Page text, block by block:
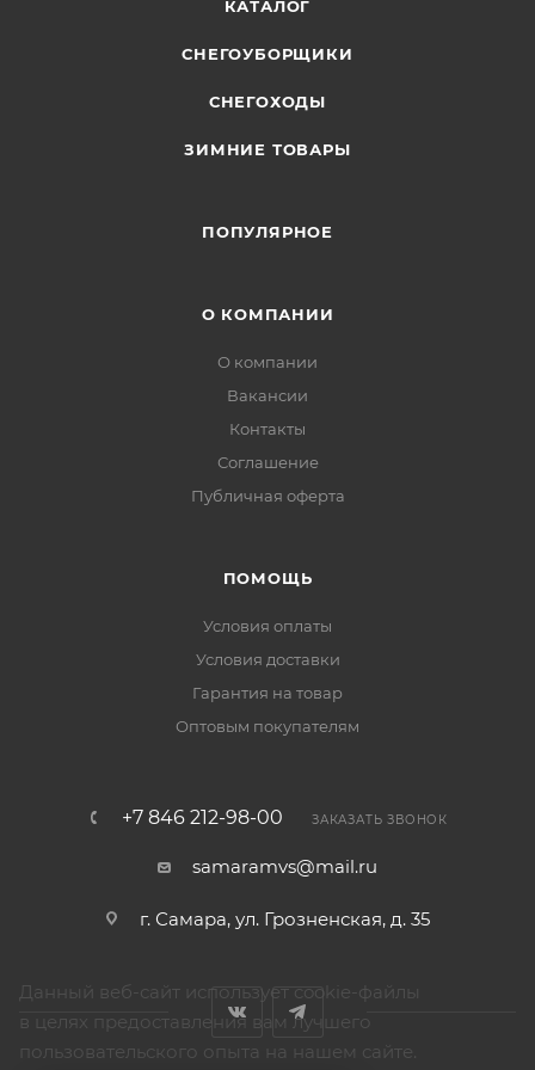
КАТАЛОГ
СНЕГОУБОРЩИКИ
СНЕГОХОДЫ
ЗИМНИЕ ТОВАРЫ
ПОПУЛЯРНОЕ
О КОМПАНИИ
О компании
Вакансии
Контакты
Соглашение
Публичная оферта
ПОМОЩЬ
Условия оплаты
Условия доставки
Гарантия на товар
Оптовым покупателям
+7 846 212-98-00 ЗАКАЗАТЬ ЗВОНОК
samaramvs@mail.ru
г. Самара, ул. Грозненская, д. 35
Данный веб-сайт использует cookie-файлы
в целях предоставления вам лучшего
пользовательского опыта на нашем сайте.